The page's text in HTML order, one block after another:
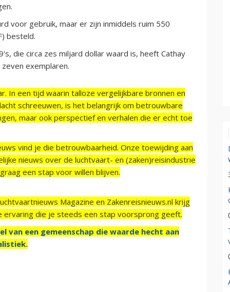
voor gebruik, maar er zijn inmiddels ruim 550
besteld.
die circa zes miljard dollar waard is, heeft Cathay
exemplaren.
In een tijd waarin talloze vergelijkbare bronnen en
schreeuwen, is het belangrijk om betrouwbare
maar ook perspectief en verhalen die er echt toe
vind je die betrouwbaarheid. Onze toewijding aan
nieuws over de luchtvaart- en (zaken)reisindustrie
een stap voor willen blijven.
Magazine en Zakenreisnieuws.nl krijg
die je steeds een stap voorsprong geeft.
van een gemeenschap die waarde hecht aan